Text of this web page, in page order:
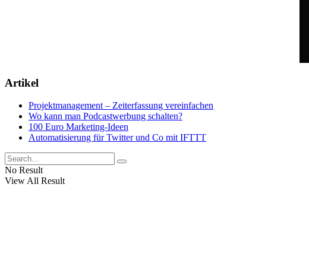
Artikel
Projektmanagement – Zeiterfassung vereinfachen
Wo kann man Podcastwerbung schalten?
100 Euro Marketing-Ideen
Automatisierung für Twitter und Co mit IFTTT
No Result
View All Result